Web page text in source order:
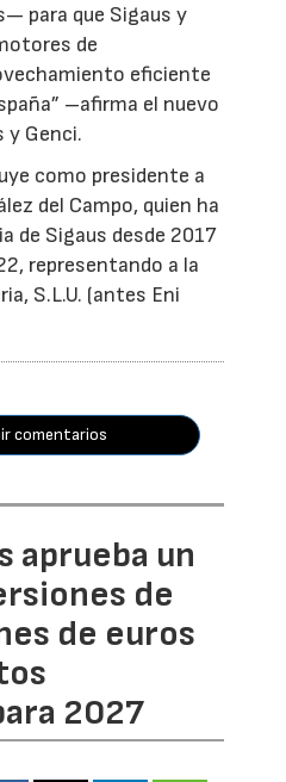
para que Sigaus y
de
eficiente
–afirma el nuevo
y Genci.
como presidente a
del Campo, quien ha
de Sigaus desde 2017
representando a la
S.L.U. (antes Eni
comentarios
aprueba un
de
de euros
2027